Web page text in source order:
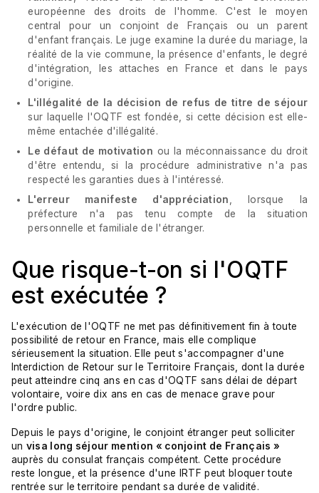
européenne des droits de l'homme. C'est le moyen
central pour un conjoint de Français ou un parent
d'enfant français. Le juge examine la durée du mariage, la
réalité de la vie commune, la présence d'enfants, le degré
d'intégration, les attaches en France et dans le pays
d'origine.
L'illégalité de la décision de refus de titre de séjour
sur laquelle l'OQTF est fondée, si cette décision est elle-
même entachée d'illégalité.
Le défaut de motivation ou la méconnaissance du droit
d'être entendu, si la procédure administrative n'a pas
respecté les garanties dues à l'intéressé.
L'erreur manifeste d'appréciation
, lorsque la
préfecture n'a pas tenu compte de la situation
personnelle et familiale de l'étranger.
Que risque-t-on si l'OQTF
est exécutée ?
L'exécution de l'OQTF ne met pas définitivement fin à toute
possibilité de retour en France, mais elle complique
sérieusement la situation. Elle peut s'accompagner d'une
Interdiction de Retour sur le Territoire Français, dont la durée
peut atteindre cinq ans en cas d'OQTF sans délai de départ
volontaire, voire dix ans en cas de menace grave pour
l'ordre public.
Depuis le pays d'origine, le conjoint étranger peut solliciter
un visa long séjour mention « conjoint de Français »
auprès du consulat français compétent. Cette procédure
reste longue, et la présence d'une IRTF peut bloquer toute
rentrée sur le territoire pendant sa durée de validité.